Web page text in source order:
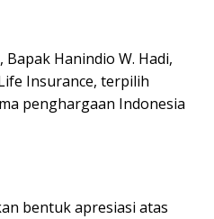
Hanindio W. Hadi,
Insurance, terpilih
penghargaan Indonesia
bentuk apresiasi atas